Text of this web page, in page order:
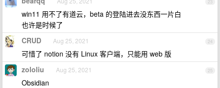
23
win11 用不了有道云，beta 的登陆进去没东西一片白
也许是时候了
24
CRUD Aug 25, 2021
可惜了 notion 没有 Linux 客户端，只能用 web 版
25
zololiu Aug 25, 2021
Obsidian